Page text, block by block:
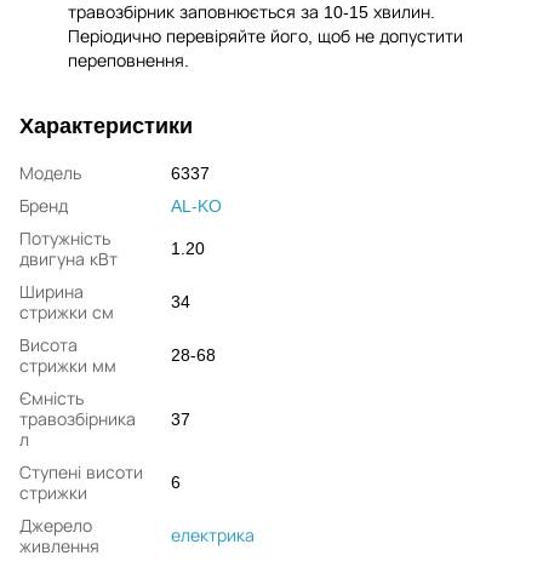
травозбірник заповнюється за 10-15 хвилин.
Періодично перевіряйте його, щоб не допустити
переповнення.
Характеристики
Модель
6337
Бренд
AL-KO
Потужність
двигуна кВт
1.20
Ширина
стрижки см
34
Висота
стрижки мм
28-68
Ємність
травозбірника
л
37
Ступені висоти
стрижки
6
Джерело
живлення
електрика